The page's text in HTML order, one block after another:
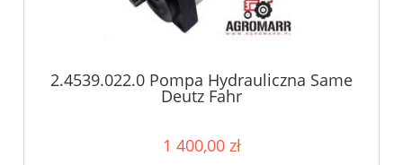
2.4539.022.0 Pompa Hydrauliczna Same
Deutz Fahr
1 400,00 zł